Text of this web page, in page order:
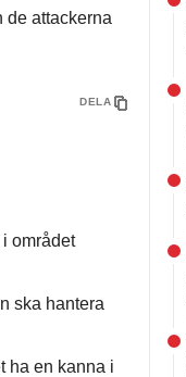
de attackerna
DELA
området
ska hantera
ha en kanna i